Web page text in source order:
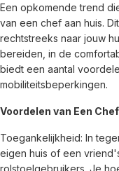
Een opkomende trend
van een chef aan huis.
rechtstreeks naar jouw
bereiden, in de
biedt een aantal
mobiliteitsbeperkingen.
Voordelen van Een
Toegankelijkheid: In
eigen huis of een